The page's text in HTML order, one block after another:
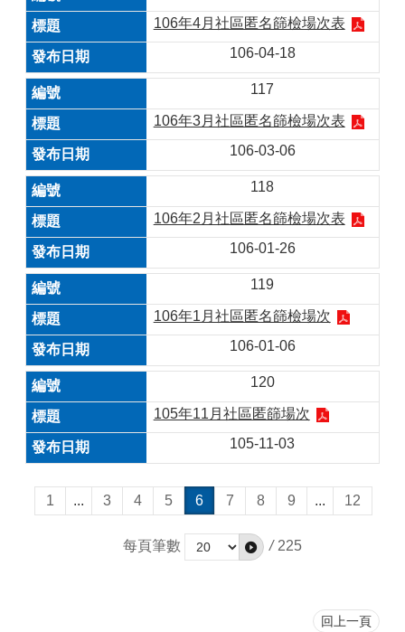
106年4月社區匿名篩檢場次表
106-04-18
117
106年3月社區匿名篩檢場次表
106-03-06
118
106年2月社區匿名篩檢場次表
106-01-26
119
106年1月社區匿名篩檢場次
106-01-06
120
105年11月社區匿篩場次
105-11-03
1 ... 3 4 5 6 7 8 9 ... 12
每頁筆數 / 225
回上一頁